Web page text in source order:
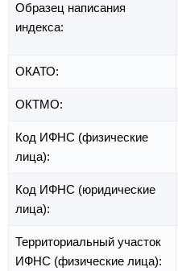
Образец написания
индекса:
ОКАТО:
ОКТМО:
Код ИФНС (физические
лица):
Код ИФНС (юридические
лица):
Территориальный участок
ИФНС (физические лица):